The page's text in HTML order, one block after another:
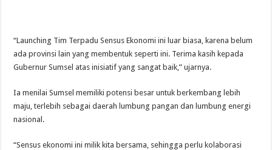
“Launching Tim Terpadu Sensus Ekonomi ini luar biasa, karena belum
ada provinsi lain yang membentuk seperti ini. Terima kasih kepada
Gubernur Sumsel atas inisiatif yang sangat baik,” ujarnya.
Ia menilai Sumsel memiliki potensi besar untuk berkembang lebih
maju, terlebih sebagai daerah lumbung pangan dan lumbung energi
nasional.
“Sensus ekonomi ini milik kita bersama, sehingga perlu kolaborasi